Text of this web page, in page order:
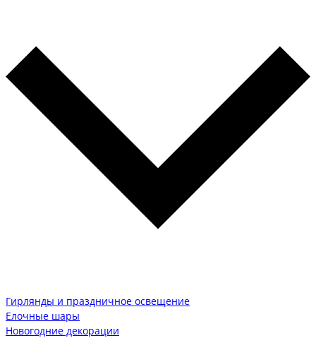
Гирлянды и праздничное освещение
Елочные шары
Новогодние декорации